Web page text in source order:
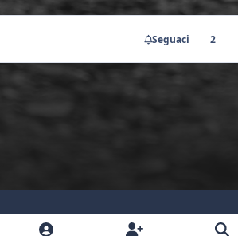
Seguaci 2